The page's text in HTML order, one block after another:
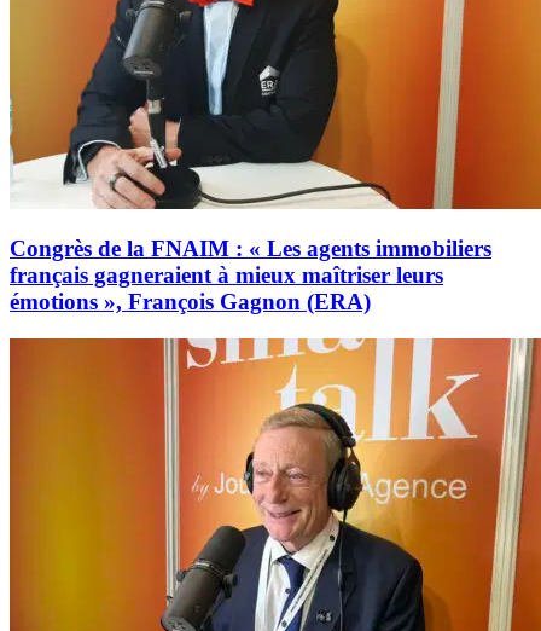
Congrès de la FNAIM : « Les agents immobiliers
français gagneraient à mieux maîtriser leurs
émotions », François Gagnon (ERA)